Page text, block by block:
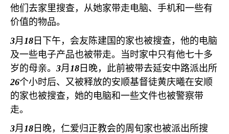
他们去家里搜查，从她家带走电脑、手机和一些有
价值的物品。
3月 18 日下午，会友陈建国的家也被搜查，他的电脑
及一些电子产品也被带走。当时家中只有他七十多
岁的母亲。 3月 18 日晚，此前被带去延安中路派出所
26个小时后、又被释放的安顺基督徒黄庆曦在安顺
的家也被搜查，她的电脑和一些文件也被警察带
走。
3月 18 日晚，仁爱归正教会的周旬家也被派出所搜